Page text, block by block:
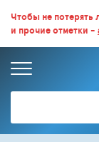
ВСЕ СКИДКИ И
БОЛЬШЕ 100 000
Чтобы не
и прочие отметки -